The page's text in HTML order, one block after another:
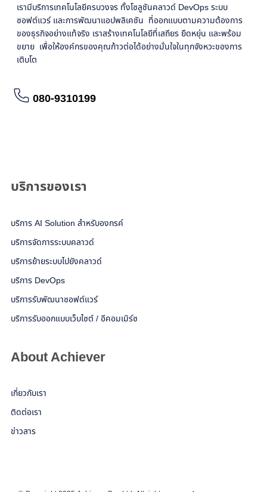
เรามีบริการเทคโนโลยีครบวงจร ทั้งโซลูชันคลาวด์ DevOps ระบบ
ซอฟต์แวร์ และการพัฒนาแอปพลิเคชัน ที่ออกแบบตามความต้องการ
ของธุรกิจอย่างแท้จริง เราสร้างเทคโนโลยีที่เสถียร ยืดหยุ่น และพร้อม
ขยาย เพื่อให้องค์กรของคุณก้าวต่อได้อย่างมั่นใจในทุกจังหวะของการ
เติบโต
080-9310199
บริการของเรา
บริการ AI Solution สำหรับองกรค์
บริการจัดการระบบคลาวด์
บริการย้ายระบบไปยังคลาวด์
บริการ DevOps
บริการรับพัฒนาซอฟต์แวร์
บริการรับออกแบบเว็บไซต์ / อีคอมเมิร์ซ
About Achiever
เกี่ยวกับเรา
ติดต่อเรา
ข่าวสาร